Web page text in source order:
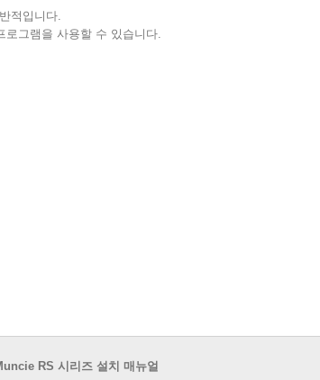
적입니다.
그램을 사용할 수 있습니다.
RS 시리즈 설치 매뉴얼